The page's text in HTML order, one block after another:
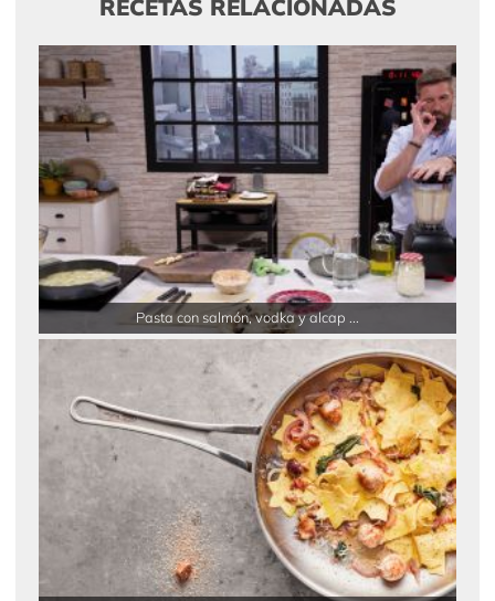
RECETAS RELACIONADAS
Pasta con salmón, vodka y alcap ...